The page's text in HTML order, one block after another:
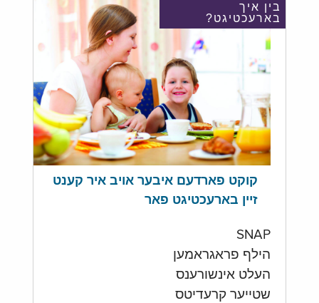
בין איך
בארעכטיגט?
קוקט פארדעם איבער אויב איר קענט
זיין בארעכטיגט פאר
SNAP
הילף פראגראמען
העלט אינשורענס
שטייער קרעדיטס